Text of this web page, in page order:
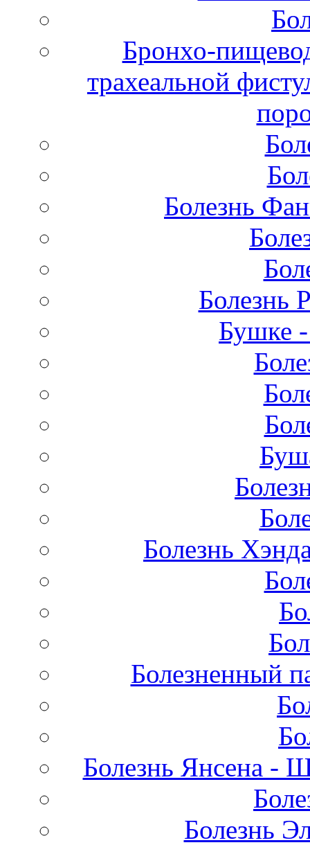
Бронхо-
трахеальной
Болезнь
Болезнь
Бушке
Болезнь
Болезненный
Болезнь Янсена -
Болезнь